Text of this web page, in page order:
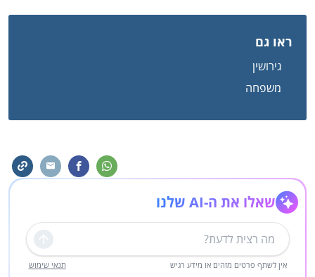
ראו גם
גירושין
משפחה
שאלו את ה-AI שלנו
שליחה
אין לשתף פרטים מזהים או מידע רגיש תנאי שימוש